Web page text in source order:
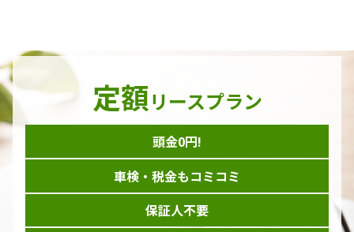
定額リースプラン
頭金0円!
車検・税金もコミコミ
保証人不要